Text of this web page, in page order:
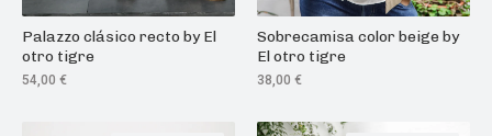
Palazzo clásico recto by El
otro tigre
54,00 €
Sobrecamisa color beige by
El otro tigre
38,00 €